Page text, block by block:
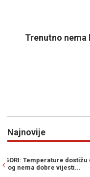
Trenutno nema
Najnovije
KLUB ZAVIJEN U